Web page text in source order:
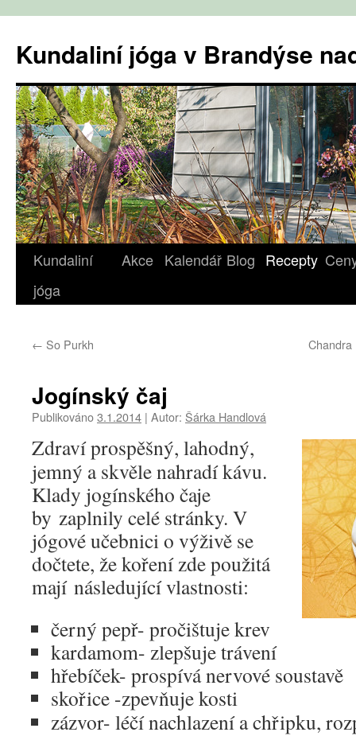
obsahu
webu
Kundaliní jóga v Brandýse
Kundaliní
jóga
Akce Kalendář Blog Recepty
← So Purkh Chandra
Jogínský čaj
Publikováno3.1.2014 | Autor: Šárka Handlová
Zdraví prospěšný, lahodný,
jemný a skvěle nahradí kávu.
Klady jogínského čaje
by zaplnily celé stránky. V
jógové učebnici o výživě se
dočtete, že koření zde použitá
mají následující vlastnosti:
černý pepř- pročištuje krev
kardamom- zlepšuje trávení
hřebíček- prospívá nervové soustavě
skořice -zpevňuje kosti
zázvor- léčí nachlazení a chřipku,